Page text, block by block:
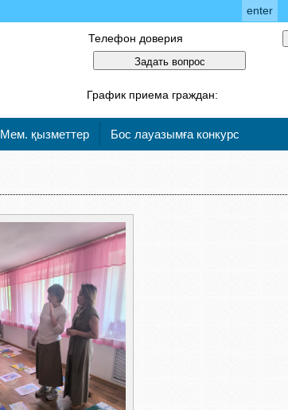
enter
Телефон доверия
Задать вопрос
График приема граждан:
Мем. қызметтер Бос лауазымға конкурс